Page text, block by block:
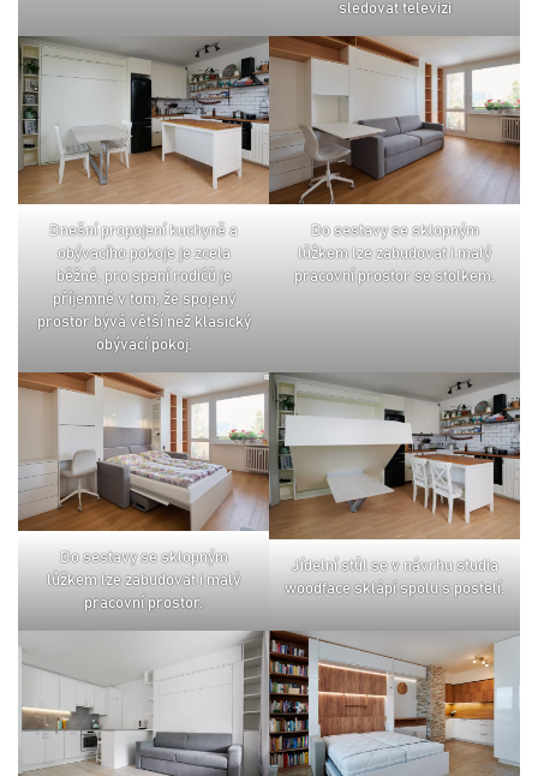
sledovat televizi
dnešní propojení kuchyně a
obývacího pokoje je zcela
běžné. pro spaní rodičů je
příjemné v tom, že spojený
prostor bývá větší než klasický
obývací pokoj.
do sestavy se sklopným
lůžkem lze zabudovat i malý
pracovní prostor se stolkem.
do sestavy se sklopným
lůžkem lze zabudovat i malý
pracovní prostor.
jídelní stůl se v návrhu studia
woodface sklápí spolu s postelí.